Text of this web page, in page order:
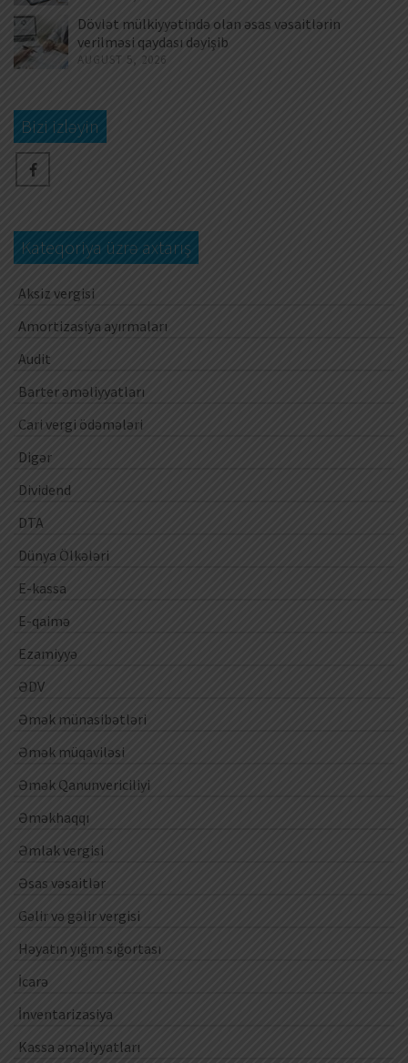
Dövlət mülkiyyətində olan əsas vəsaitlərin
verilməsi qaydası dəyişib
AUGUST 5, 2026
Bizi izləyin
Kateqoriya üzrə axtarış
Aksiz vergisi
Amortizasiya ayırmaları
Audit
Barter əməliyyatları
Cari vergi ödəmələri
Digər
Dividend
DTA
Dünya Ölkələri
E-kassa
E-qaimə
Ezamiyyə
ƏDV
Əmək münasibətləri
Əmək müqaviləsi
Əmək Qanunvericiliyi
Əməkhaqqı
Əmlak vergisi
Əsas vəsaitlər
Gəlir və gəlir vergisi
Həyatın yığım sığortası
İcarə
İnventarizasiya
Kassa əməliyyatları